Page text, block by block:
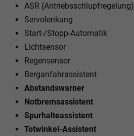
ASR (Antriebsschlupfregelung)
Servolenkung
Start-/Stopp-Automatik
Lichtsensor
Regensensor
Berganfahrassistent
Abstandswarner
Notbremsassistent
Spurhalteassistent
Totwinkel-Assistent